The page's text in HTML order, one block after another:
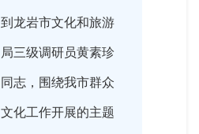
到龙岩市文化和旅游
局三级调研员黄素珍
同志，围绕我市群众
文化工作开展的主题